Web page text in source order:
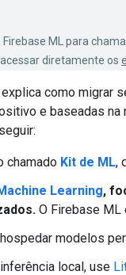
ML para
diretamente os
como migrar
e baseadas
chamado Kit de ML,
Learning,
O Firebase ML
modelos
local, use